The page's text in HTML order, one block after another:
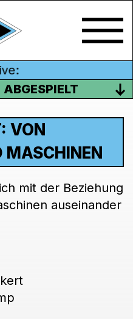
ABGESPIELT
VON
MASCHINEN
mit der Beziehung
auseinander